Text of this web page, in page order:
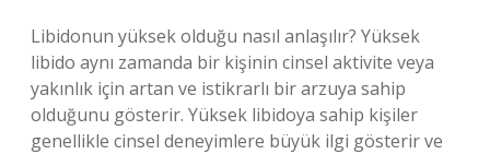
Libidonun yüksek olduğu nasıl anlaşılır? Yüksek
libido aynı zamanda bir kişinin cinsel aktivite veya
yakınlık için artan ve istikrarlı bir arzuya sahip
olduğunu gösterir. Yüksek libidoya sahip kişiler
genellikle cinsel deneyimlere büyük ilgi gösterir ve